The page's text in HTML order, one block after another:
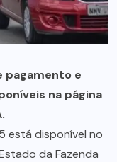
pagamento e
na página
está disponível no
da Fazenda